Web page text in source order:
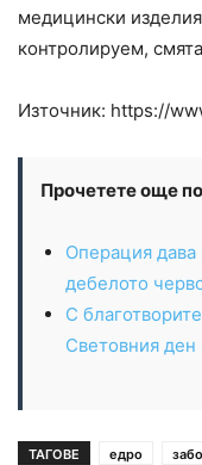
медицински
контролируем,
Източник: https://
Прочетете още
Операция дава
дебелото
С
Световния ден
ТАГОВЕ едро